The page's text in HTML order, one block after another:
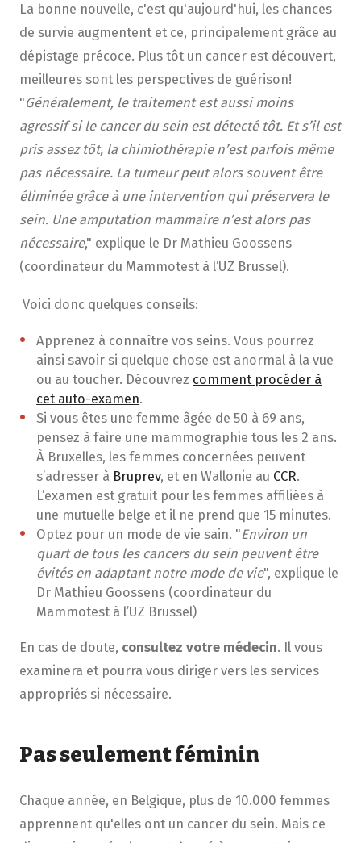
La bonne nouvelle, c'est qu'aujourd'hui, les chances
de survie augmentent et ce, principalement grâce au
dépistage précoce. Plus tôt un cancer est découvert,
meilleures sont les perspectives de guérison!
"Généralement, le traitement est aussi moins
agressif si le cancer du sein est détecté tôt. Et s’il est
pris assez tôt, la chimiothérapie n’est parfois même
pas nécessaire. La tumeur peut alors souvent être
éliminée grâce à une intervention qui préservera le
sein. Une amputation mammaire n’est alors pas
nécessaire," explique le Dr Mathieu Goossens
(coordinateur du Mammotest à l’UZ Brussel).
Voici donc quelques conseils:
Apprenez à connaître vos seins. Vous pourrez
ainsi savoir si quelque chose est anormal à la vue
ou au toucher. Découvrez comment procéder à
cet auto-examen.
Si vous êtes une femme âgée de 50 à 69 ans,
pensez à faire une mammographie tous les 2 ans.
À Bruxelles, les femmes concernées peuvent
s’adresser à Bruprev, et en Wallonie au CCR.
L’examen est gratuit pour les femmes affiliées à
une mutuelle belge et il ne prend que 15 minutes.
Optez pour un mode de vie sain. "Environ un
quart de tous les cancers du sein peuvent être
évités en adaptant notre mode de vie", explique le
Dr Mathieu Goossens (coordinateur du
Mammotest à l’UZ Brussel)
En cas de doute, consultez votre médecin. Il vous
examinera et pourra vous diriger vers les services
appropriés si nécessaire.
Pas seulement féminin
Chaque année, en Belgique, plus de 10.000 femmes
apprennent qu'elles ont un cancer du sein. Mais ce